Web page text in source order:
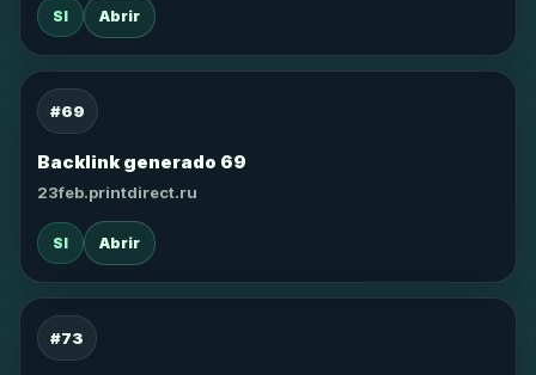
SI Abrir
#69
Backlink generado 69
23feb.printdirect.ru
SI Abrir
#73